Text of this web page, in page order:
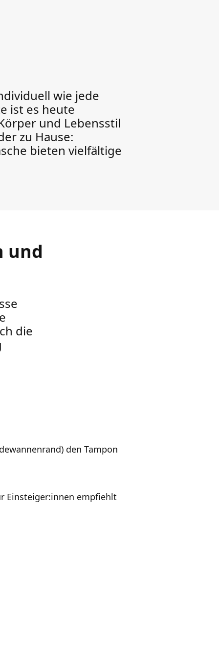
wie jede
ist es heute
und Lebensstil
zu Hause:
bieten vielfältige
und
die
den Tampon
Einsteiger:innen empfiehlt